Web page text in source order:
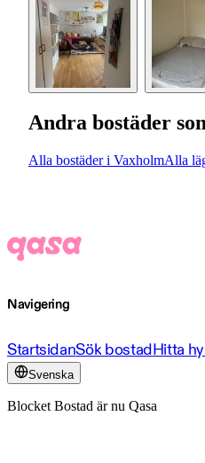
Andra bostäder
Alla bostäder i VaxholmAlla
Navigering
StartsidanSök bostadHitta
Svenska
Blocket Bostad är nu Qasa